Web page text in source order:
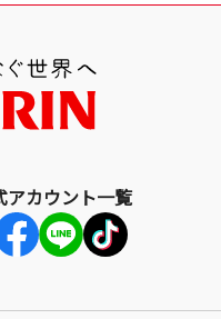
アカウント一覧